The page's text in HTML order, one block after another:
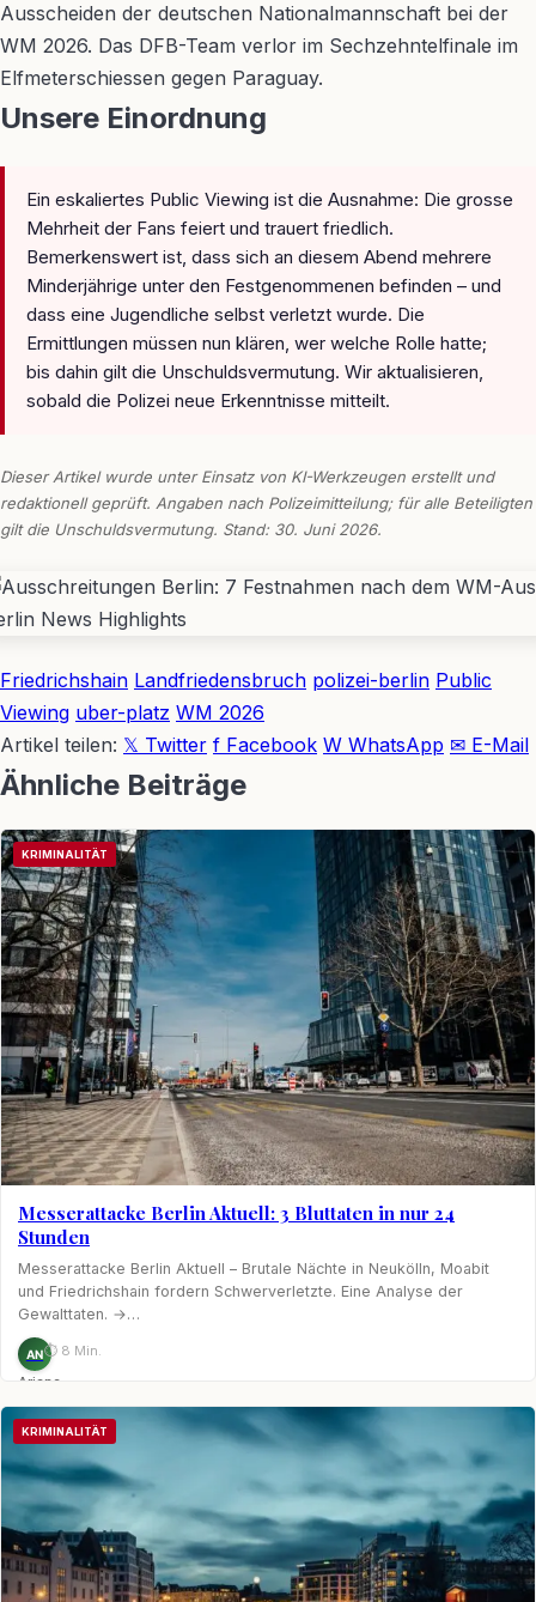
Ausscheiden der deutschen Nationalmannschaft bei der
WM 2026. Das DFB-Team verlor im Sechzehntelfinale im
Elfmeterschiessen gegen Paraguay.
Unsere Einordnung
Ein eskaliertes Public Viewing ist die Ausnahme: Die grosse
Mehrheit der Fans feiert und trauert friedlich.
Bemerkenswert ist, dass sich an diesem Abend mehrere
Minderjährige unter den Festgenommenen befinden – und
dass eine Jugendliche selbst verletzt wurde. Die
Ermittlungen müssen nun klären, wer welche Rolle hatte;
bis dahin gilt die Unschuldsvermutung. Wir aktualisieren,
sobald die Polizei neue Erkenntnisse mitteilt.
Dieser Artikel wurde unter Einsatz von KI-Werkzeugen erstellt und
redaktionell geprüft. Angaben nach Polizeimitteilung; für alle Beteiligten
gilt die Unschuldsvermutung. Stand: 30. Juni 2026.
Friedrichshain Landfriedensbruch polizei-berlin Public
Viewing uber-platz WM 2026
Artikel teilen: 𝕏 Twitter f Facebook W WhatsApp ✉ E-Mail
Ähnliche Beiträge
KRIMINALITÄT
Messerattacke Berlin Aktuell: 3 Bluttaten in nur 24
Stunden
Messerattacke Berlin Aktuell – Brutale Nächte in Neukölln, Moabit
und Friedrichshain fordern Schwerverletzte. Eine Analyse der
Gewalttaten. →…
AN
Ariane
Nagel
⏱ 8 Min.
KRIMINALITÄT